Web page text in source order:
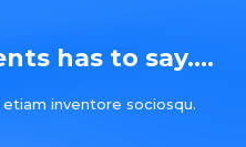
has to say....
inventore sociosqu.